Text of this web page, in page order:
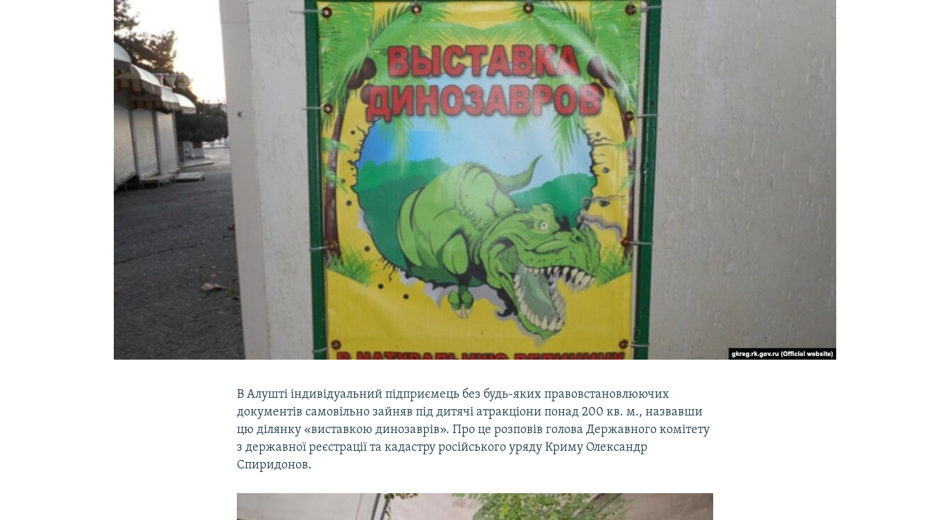
УКРАЇНСЬКА ПРОБЛЕМА КРИМУ
В Алушті індивідуальний підприємець без будь-яких правовстановлюючих
документів самовільно зайняв під дитячі атракціони понад 200 кв. м., назвавши
цю ділянку «виставкою динозаврів». Про це розповів голова Державного комітету
з державної реєстрації та кадастру російського уряду Криму Олександр
Спиридонов.